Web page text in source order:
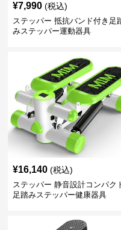
¥7,990 (税込)
ステッパー 抵抗バンド付き足
みステッパー運動器具
¥16,140 (税込)
ステッパー 静音設計コンパク
足踏みステッパー健康器具